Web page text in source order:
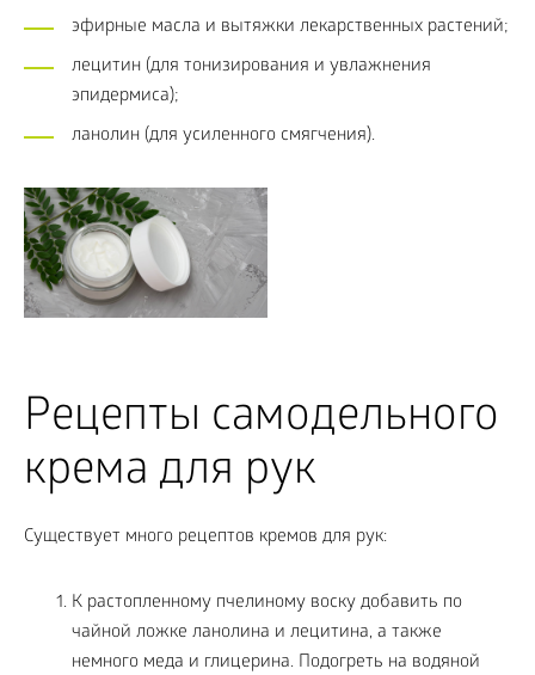
эфирные масла и вытяжки лекарственных растений;
лецитин (для тонизирования и увлажнения
эпидермиса);
ланолин (для усиленного смягчения).
Рецепты самодельного
крема для рук
Существует много рецептов кремов для рук:
К растопленному пчелиному воску добавить по
чайной ложке ланолина и лецитина, а также
немного меда и глицерина. Подогреть на водяной